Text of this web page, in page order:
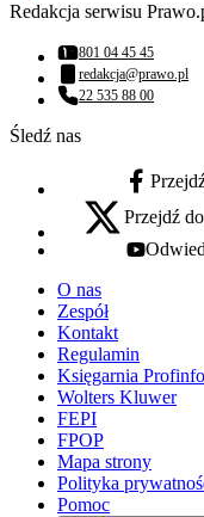
Redakcja serwisu
Numer telefonu:
801 04 45 45
Adres email:
redakcja@prawo.pl
Numer telefonu:
22 535 88 00
Śledź nas
facebook -
x - otwiera się w
Przejdź
youtube -
O nas
Zespół
Kontakt
Regulamin
Księgarnia
Wolters Kluwer
FEPI
FPOP
Mapa strony
Polityka
Pomoc